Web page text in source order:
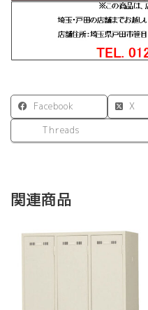
Facebook X
Threads
関連商品